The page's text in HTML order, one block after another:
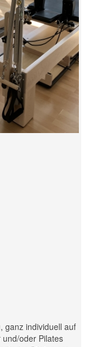
ganz individuell auf
oder Pilates